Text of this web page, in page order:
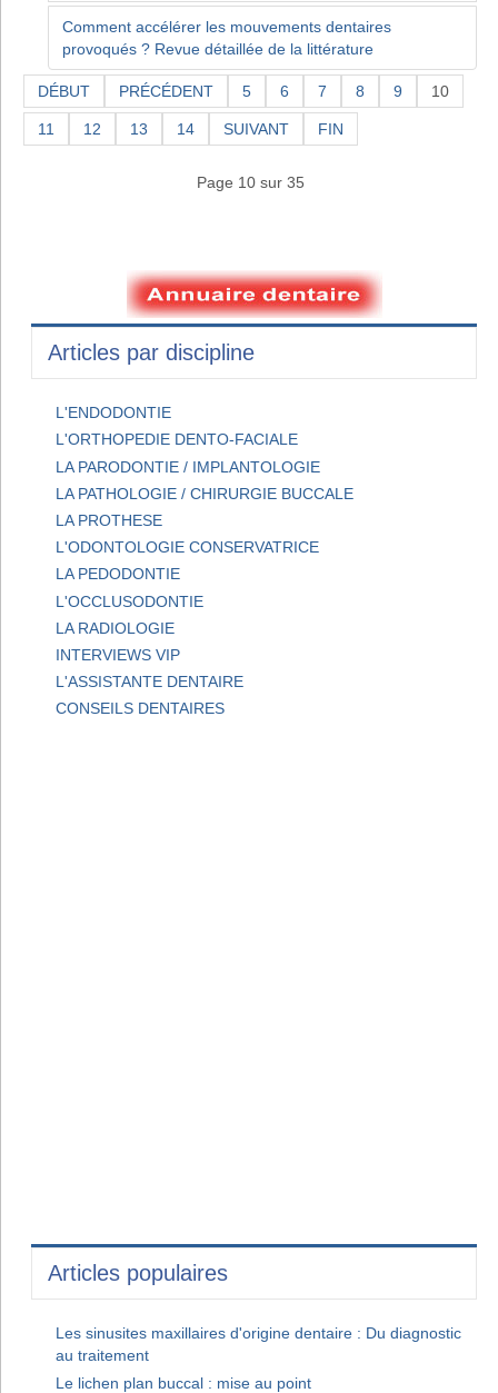
Comment accélérer les mouvements dentaires
provoqués ? Revue détaillée de la littérature
DÉBUT PRÉCÉDENT 5 6 7 8 9 10
11 12 13 14 SUIVANT FIN
Page 10 sur 35
Articles par discipline
L'ENDODONTIE
L'ORTHOPEDIE DENTO-FACIALE
LA PARODONTIE / IMPLANTOLOGIE
LA PATHOLOGIE / CHIRURGIE BUCCALE
LA PROTHESE
L'ODONTOLOGIE CONSERVATRICE
LA PEDODONTIE
L'OCCLUSODONTIE
LA RADIOLOGIE
INTERVIEWS VIP
L'ASSISTANTE DENTAIRE
CONSEILS DENTAIRES
Articles populaires
Les sinusites maxillaires d'origine dentaire : Du diagnostic
au traitement
Le lichen plan buccal : mise au point